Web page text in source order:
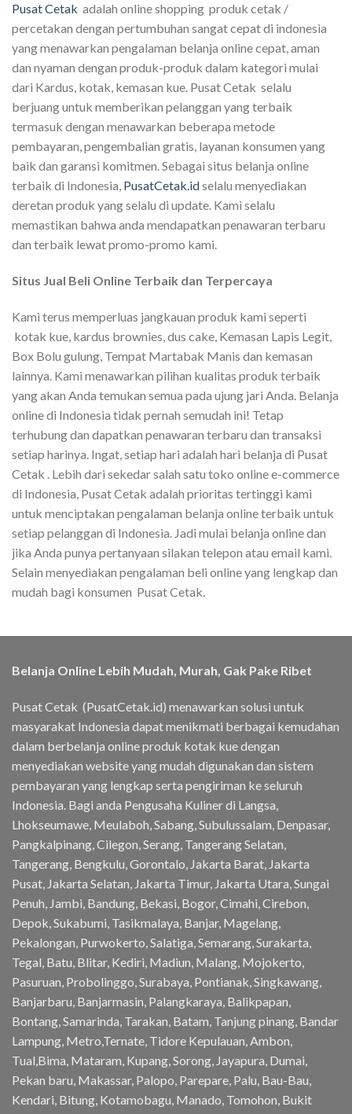
Pusat Cetak adalah online shopping produk cetak /
percetakan dengan pertumbuhan sangat cepat di indonesia
yang menawarkan pengalaman belanja online cepat, aman
dan nyaman dengan produk-produk dalam kategori mulai
dari Kardus, kotak, kemasan kue. Pusat Cetak selalu
berjuang untuk memberikan pelanggan yang terbaik
termasuk dengan menawarkan beberapa metode
pembayaran, pengembalian gratis, layanan konsumen yang
baik dan garansi komitmen. Sebagai situs belanja online
terbaik di Indonesia, PusatCetak.idselalu menyediakan
deretan produk yang selalu di update. Kami selalu
memastikan bahwa anda mendapatkan penawaran terbaru
dan terbaik lewat promo-promo kami.
Situs Jual Beli Online Terbaik dan Terpercaya
Kami terus memperluas jangkauan produk kami seperti
kotak kue, kardus brownies, dus cake, Kemasan Lapis Legit,
Box Bolu gulung, Tempat Martabak Manis dan kemasan
lainnya. Kami menawarkan pilihan kualitas produk terbaik
yang akan Anda temukan semua pada ujung jari Anda. Belanja
online di Indonesia tidak pernah semudah ini! Tetap
terhubung dan dapatkan penawaran terbaru dan transaksi
setiap harinya. Ingat, setiap hari adalah hari belanja di Pusat
Cetak . Lebih dari sekedar salah satu toko online e-commerce
di Indonesia, Pusat Cetak adalah prioritas tertinggi kami
untuk menciptakan pengalaman belanja online terbaik untuk
setiap pelanggan di Indonesia. Jadi mulai belanja online dan
jika Anda punya pertanyaan silakan telepon atau email kami.
Selain menyediakan pengalaman beli online yang lengkap dan
mudah bagi konsumen Pusat Cetak.
Belanja Online Lebih Mudah, Murah, Gak Pake Ribet
Pusat Cetak (PusatCetak.id) menawarkan solusi untuk
masyarakat Indonesia dapat menikmati berbagai kemudahan
dalam berbelanja online produk kotak kue dengan
menyediakan website yang mudah digunakan dan sistem
pembayaran yang lengkap serta pengiriman ke seluruh
Indonesia. Bagi anda Pengusaha Kuliner di Langsa,
Lhokseumawe, Meulaboh, Sabang, Subulussalam, Denpasar,
Pangkalpinang, Cilegon, Serang, Tangerang Selatan,
Tangerang, Bengkulu, Gorontalo, Jakarta Barat, Jakarta
Pusat, Jakarta Selatan, Jakarta Timur, Jakarta Utara, Sungai
Penuh, Jambi, Bandung, Bekasi, Bogor, Cimahi, Cirebon,
Depok, Sukabumi, Tasikmalaya, Banjar, Magelang,
Pekalongan, Purwokerto, Salatiga, Semarang, Surakarta,
Tegal, Batu, Blitar, Kediri, Madiun, Malang, Mojokerto,
Pasuruan, Probolinggo, Surabaya, Pontianak, Singkawang,
Banjarbaru, Banjarmasin, Palangkaraya, Balikpapan,
Bontang, Samarinda, Tarakan, Batam, Tanjung pinang, Bandar
Lampung, Metro,Ternate, Tidore Kepulauan, Ambon,
Tual,Bima, Mataram, Kupang, Sorong, Jayapura, Dumai,
Pekan baru, Makassar, Palopo, Parepare, Palu, Bau-Bau,
Kendari, Bitung, Kotamobagu, Manado, Tomohon, Bukit